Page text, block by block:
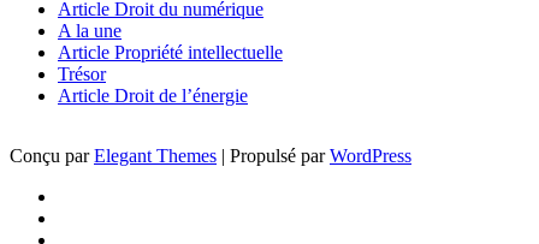
Article Droit du numérique
A la une
Article Propriété intellectuelle
Trésor
Article Droit de l’énergie
Conçu parElegant Themes | Propulsé parWordPress